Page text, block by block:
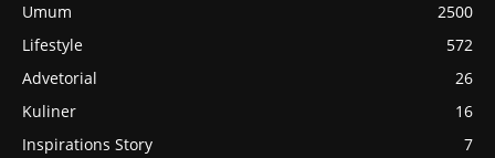
Umum
2500
Lifestyle
572
Advetorial
26
Kuliner
16
Inspirations Story
7